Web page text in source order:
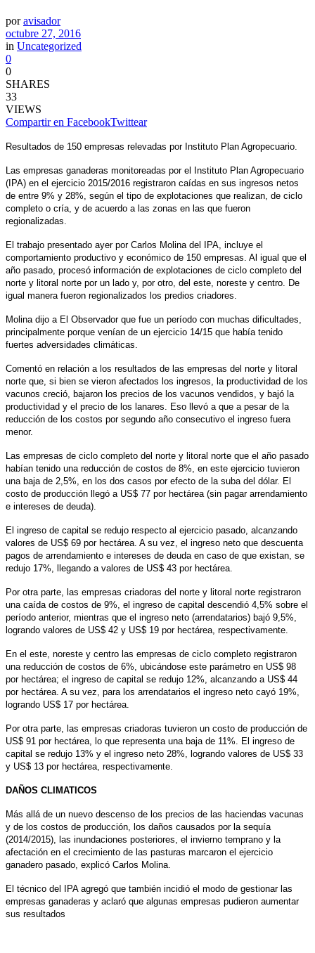
por avisador
octubre 27, 2016
in Uncategorized
0
0
SHARES
33
VIEWS
Compartir en FacebookTwittear
Resultados de 150 empresas relevadas por Instituto Plan Agropecuario.
Las empresas ganaderas monitoreadas por el Instituto Plan Agropecuario
(IPA) en el ejercicio 2015/2016 registraron caídas en sus ingresos netos
de entre 9% y 28%, según el tipo de explotaciones que realizan, de ciclo
completo o cría, y de acuerdo a las zonas en las que fueron
regionalizadas.
El trabajo presentado ayer por Carlos Molina del IPA, incluye el
comportamiento productivo y económico de 150 empresas. Al igual que el
año pasado, procesó información de explotaciones de ciclo completo del
norte y litoral norte por un lado y, por otro, del este, noreste y centro. De
igual manera fueron regionalizados los predios criadores.
Molina dijo a El Observador que fue un período con muchas dificultades,
principalmente porque venían de un ejercicio 14/15 que había tenido
fuertes adversidades climáticas.
Comentó en relación a los resultados de las empresas del norte y litoral
norte que, si bien se vieron afectados los ingresos, la productividad de los
vacunos creció, bajaron los precios de los vacunos vendidos, y bajó la
productividad y el precio de los lanares. Eso llevó a que a pesar de la
reducción de los costos por segundo año consecutivo el ingreso fuera
menor.
Las empresas de ciclo completo del norte y litoral norte que el año pasado
habían tenido una reducción de costos de 8%, en este ejercicio tuvieron
una baja de 2,5%, en los dos casos por efecto de la suba del dólar. El
costo de producción llegó a US$ 77 por hectárea (sin pagar arrendamiento
e intereses de deuda).
El ingreso de capital se redujo respecto al ejercicio pasado, alcanzando
valores de US$ 69 por hectárea. A su vez, el ingreso neto que descuenta
pagos de arrendamiento e intereses de deuda en caso de que existan, se
redujo 17%, llegando a valores de US$ 43 por hectárea.
Por otra parte, las empresas criadoras del norte y litoral norte registraron
una caída de costos de 9%, el ingreso de capital descendió 4,5% sobre el
período anterior, mientras que el ingreso neto (arrendatarios) bajó 9,5%,
logrando valores de US$ 42 y US$ 19 por hectárea, respectivamente.
En el este, noreste y centro las empresas de ciclo completo registraron
una reducción de costos de 6%, ubicándose este parámetro en US$ 98
por hectárea; el ingreso de capital se redujo 12%, alcanzando a US$ 44
por hectárea. A su vez, para los arrendatarios el ingreso neto cayó 19%,
logrando US$ 17 por hectárea.
Por otra parte, las empresas criadoras tuvieron un costo de producción de
US$ 91 por hectárea, lo que representa una baja de 11%. El ingreso de
capital se redujo 13% y el ingreso neto 28%, logrando valores de US$ 33
y US$ 13 por hectárea, respectivamente.
DAÑOS CLIMATICOS
Más allá de un nuevo descenso de los precios de las haciendas vacunas
y de los costos de producción, los daños causados por la sequía
(2014/2015), las inundaciones posteriores, el invierno temprano y la
afectación en el crecimiento de las pasturas marcaron el ejercicio
ganadero pasado, explicó Carlos Molina.
El técnico del IPA agregó que también incidió el modo de gestionar las
empresas ganaderas y aclaró que algunas empresas pudieron aumentar
sus resultados